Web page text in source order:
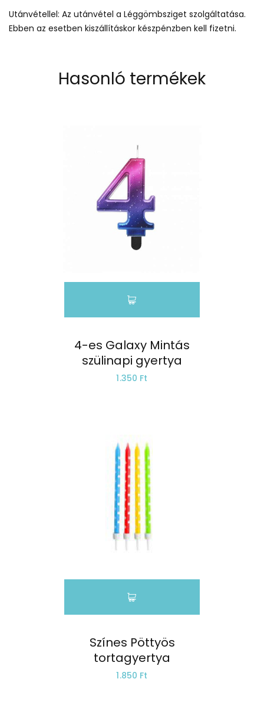
Utánvétellel: Az utánvétel a Léggömbsziget szolgáltatása.
Ebben az esetben kiszállításkor készpénzben kell fizetni.
Hasonló termékek
4-es Galaxy Mintás
szülinapi gyertya
1.350 Ft
Színes Pöttyös
tortagyertya
1.850 Ft